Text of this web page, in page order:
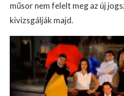
műsor nem felelt meg az új
kivizsgálják majd.